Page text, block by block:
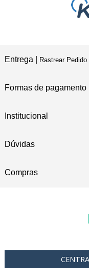
Entrega | Rastrear Pedido
Formas de pagamento
Institucional
Dúvidas
Compras